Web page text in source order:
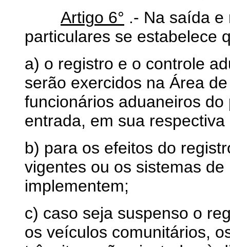
Artigo 6° .- Na saída
particulares se estabelece
a) o registro e o controle
serão exercidos na Área
funcionários aduaneiros
entrada, em sua respectiva
b) para os efeitos do
vigentes ou os sistemas
implementem;
c) caso seja suspenso o
os veículos comunitários,